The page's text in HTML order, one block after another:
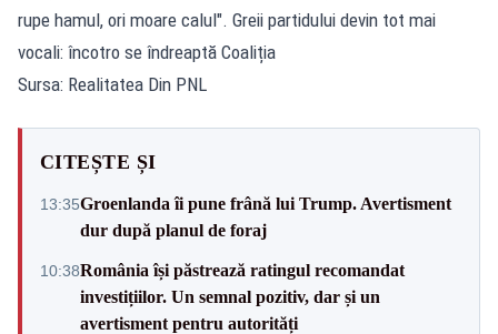
rupe hamul, ori moare calul". Greii partidului devin tot mai
vocali: încotro se îndreaptă Coaliția
Sursa: Realitatea Din PNL
CITEȘTE ȘI
13:35Groenlanda îi pune frână lui Trump. Avertisment
dur după planul de foraj
10:38România își păstrează ratingul recomandat
investițiilor. Un semnal pozitiv, dar și un
avertisment pentru autorități